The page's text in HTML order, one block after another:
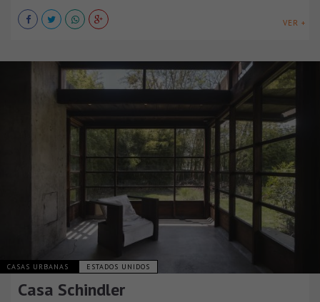
VER +
CASAS URBANAS ESTADOS UNIDOS
Casa Schindler